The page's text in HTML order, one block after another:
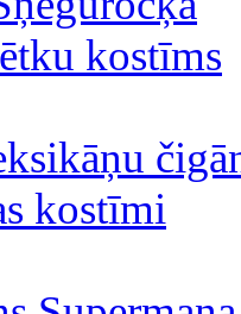
kostīms
kostīmi